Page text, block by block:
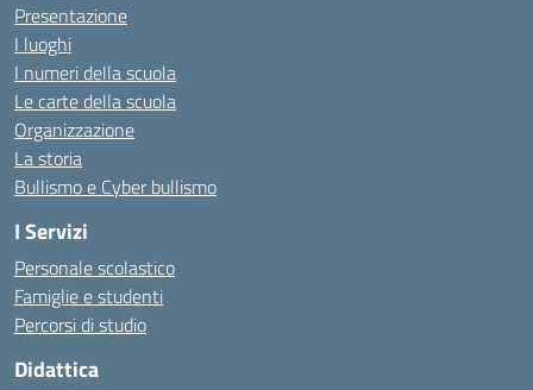
Presentazione
I luoghi
I numeri della scuola
Le carte della scuola
Organizzazione
La storia
Bullismo e Cyber bullismo
I Servizi
Personale scolastico
Famiglie e studenti
Percorsi di studio
Didattica